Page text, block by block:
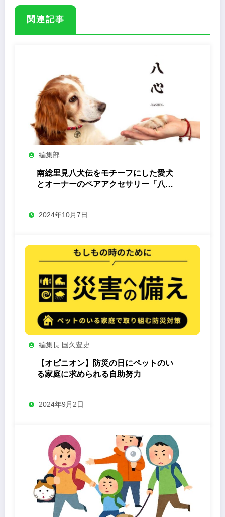
関連記事
編集部
南総里見八犬伝をモチーフにした愛犬
とオーナーのペアアクセサリー「八心
2024年10月7日
編集長 国久豊史
【オピニオン】防災の日にペットのい
る家庭に求められる自助努力
2024年9月2日